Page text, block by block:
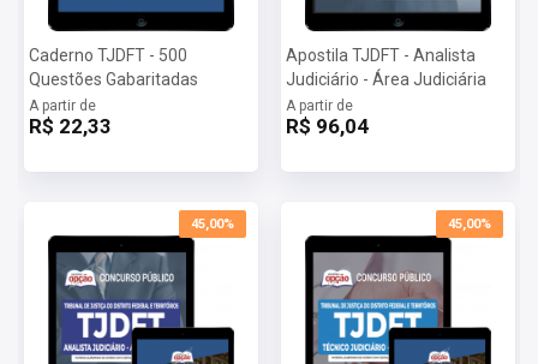
Dúvidas Frequentes:
Sim, basta você fazer o download e imprimir.
Quando poderei acessar minha apostila digital?
Assim que o pagamento for confirmado, você receberá um e-mail
Importante: caso a apostila esteja em PRÉ-VENDA o arquivo
Caderno TJDFT - 500
Questões Gabaritadas
A partir de
R$ 22,33
Apostila TJDFT - Analista
Judiciário - Área Judiciária
A partir de
R$ 96,04
45,00% 45,00%